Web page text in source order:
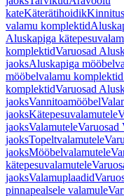
kateKäterätihoidik
valamu komplektid
Aluskapiga
komplektidVaruosad
jaoksAluskapiga
mööbelvalamu
komplektidVaruosad
jaoksVannitoamööbel
jaoksKätepesuvalamutele
jaoksValamuteleVaruosad
jaoksTopeltvalamutele
jaoksMööbelvalamutele
kätepesuvalamutele
jaoksValamuplaadid
pinnapealsele valamule